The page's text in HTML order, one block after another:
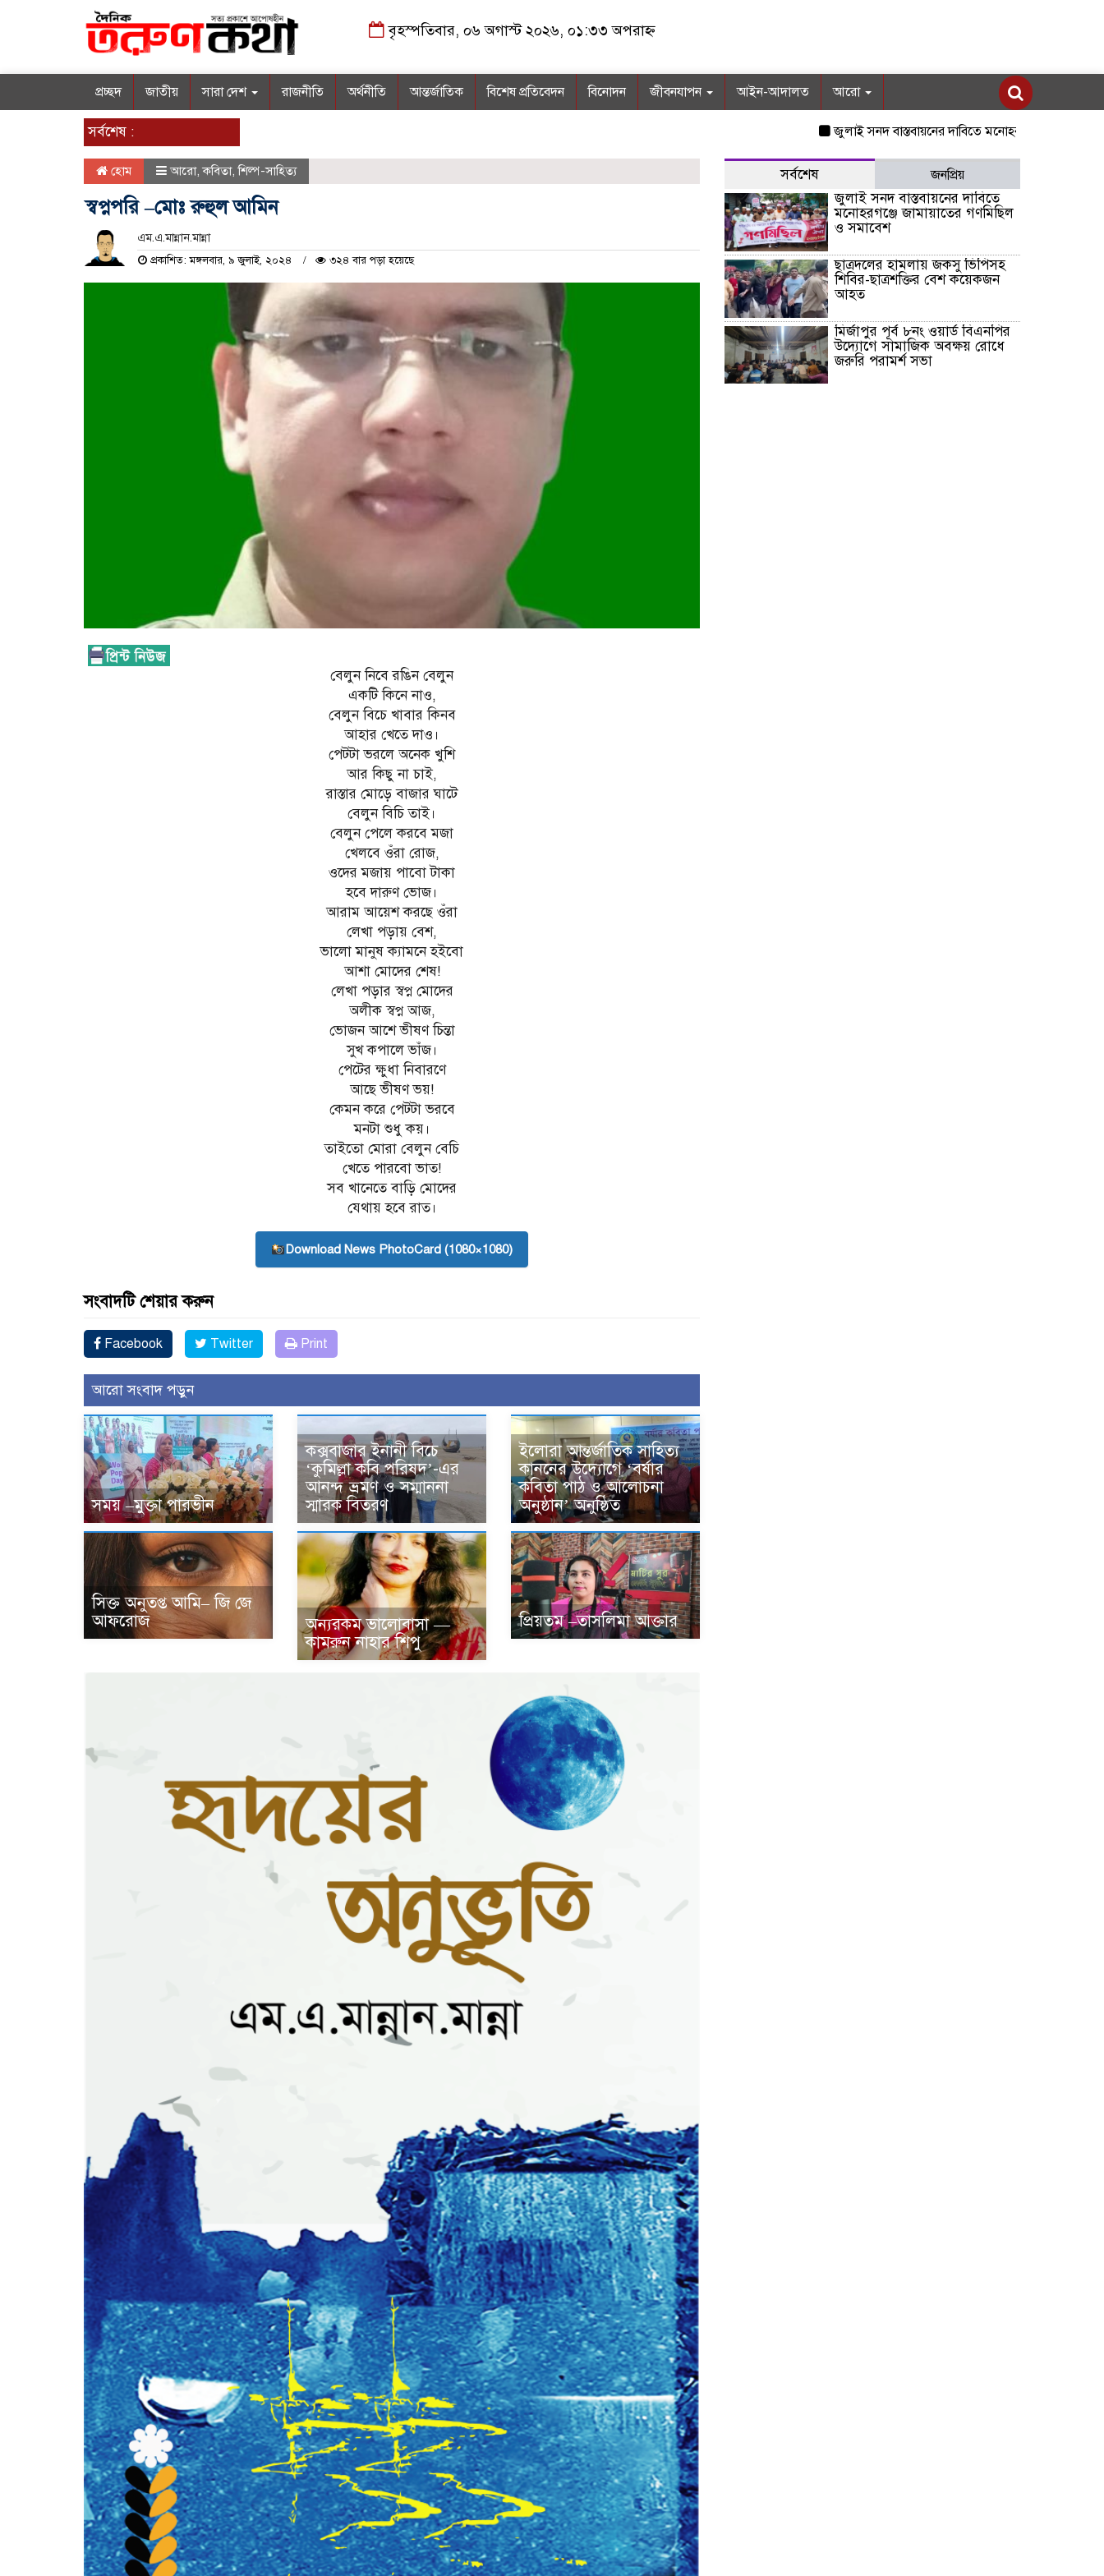
বৃহস্পতিবার, ০৬ অগাস্ট ২০২৬, ০১:৩৩ অপরাহ্ন
প্রচ্ছদ জাতীয় সারা দেশ রাজনীতি অর্থনীতি আন্তর্জাতিক বিশেষ প্রতিবেদন বিনোদন জীবনযাপন আইন-আদালত আরো
সর্বশেষ : জুলাই সনদ বাস্তবায়নের দাবিতে মনোহরগঞ্জে জামায়াতের
হোম আরো,কবিতা,শিল্প-সাহিত্য
স্বপ্নপরি –মোঃ রুহুল আমিন
এম.এ.মান্নান.মান্না
প্রকাশিত: মঙ্গলবার, ৯ জুলাই, ২০২৪ ৩২৪ বার পড়া হয়েছে
বেলুন নিবে রঙিন বেলুন
একটি কিনে নাও,
বেলুন বিচে খাবার কিনব
আহার খেতে দাও।
পেটটা ভরলে অনেক খুশি
আর কিছু না চাই,
রাস্তার মোড়ে বাজার ঘাটে
বেলুন বিচি তাই।
বেলুন পেলে করবে মজা
খেলবে ওঁরা রোজ,
ওদের মজায় পাবো টাকা
হবে দারুণ ভোজ।
আরাম আয়েশ করছে ওঁরা
লেখা পড়ায় বেশ,
ভালো মানুষ ক্যামনে হইবো
আশা মোদের শেষ!
লেখা পড়ার স্বপ্ন মোদের
অলীক স্বপ্ন আজ,
ভোজন আশে ভীষণ চিন্তা
সুখ কপালে ভাঁজ।
পেটের ক্ষুধা নিবারণে
আছে ভীষণ ভয়!
কেমন করে পেটটা ভরবে
মনটা শুধু কয়।
তাইতো মোরা বেলুন বেচি
খেতে পারবো ভাত!
সব খানেতে বাড়ি মোদের
যেথায় হবে রাত।
Download News PhotoCard (1080×1080)
সংবাদটি শেয়ার করুন
Facebook Twitter Print
আরো সংবাদ পড়ুন
সময় –মুক্তা পারভীন
কক্সবাজার ইনানী বিচে
‘কুমিল্লা কবি পরিষদ’-এর
আনন্দ ভ্রমণ ও সম্মাননা
স্মারক বিতরণ
ইলোরা আন্তর্জাতিক সাহিত্য
কাননের উদ্যোগে ‘বর্ষার
কবিতা পাঠ ও আলোচনা
অনুষ্ঠান’ অনুষ্ঠিত
সিক্ত অনুতপ্ত আমি– জি জে
আফরোজ
অন্যরকম ভালোবাসা —
কামরুন নাহার শিপু
প্রিয়তম –তাসলিমা আক্তার
সর্বশেষ জনপ্রিয়
জুলাই সনদ বাস্তবায়নের দাবিতে
মনোহরগঞ্জে জামায়াতের গণমিছিল
ও সমাবেশ
ছাত্রদলের হামলায় জকসু ভিপিসহ
শিবির-ছাত্রশক্তির বেশ কয়েকজন
আহত
মির্জাপুর পূর্ব ৮নং ওয়ার্ড বিএনপির
উদ্যোগে সামাজিক অবক্ষয় রোধে
জরুরি পরামর্শ সভা